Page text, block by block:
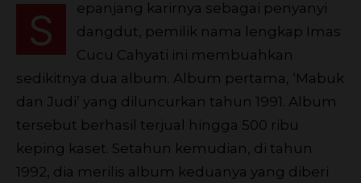
S
epanjang karirnya sebagai penyanyi
dangdut, pemilik nama lengkap Imas
Cucu Cahyati ini membuahkan
sedikitnya dua album. Album pertama, ‘Mabuk
dan Judi’ yang diluncurkan tahun 1991. Album
tersebut berhasil terjual hingga 500 ribu
keping kaset. Setahun kemudian, di tahun
1992, dia merilis album keduanya yang diberi